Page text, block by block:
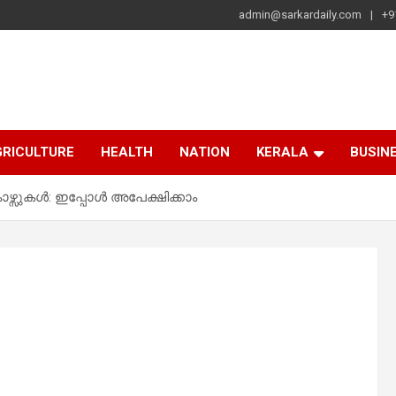
admin@sarkardaily.com
HEALTH NATION KERALA
ഇപ്പോൾ അപേക്ഷിക്കാം